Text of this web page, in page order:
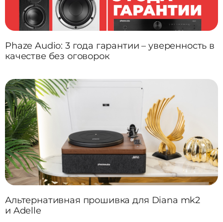
Phaze Audio: 3 года гарантии – уверенность в
качестве без оговорок
Альтернативная прошивка для Diana mk2
и Adelle